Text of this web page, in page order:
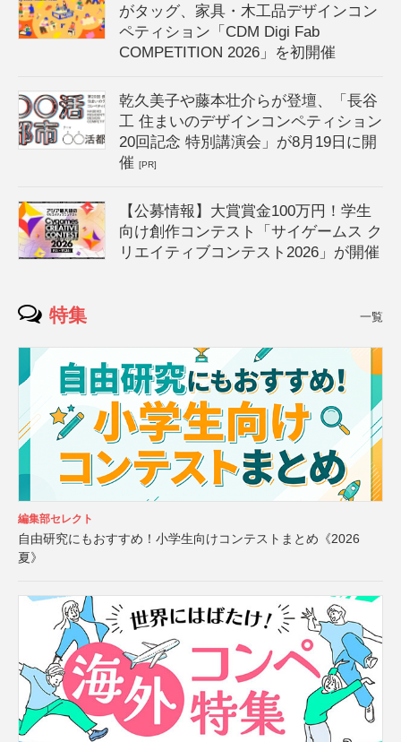
がタッグ、家具・木工品デザインコン
ペティション「CDM Digi Fab
COMPETITION 2026」を初開催
乾久美子や藤本壮介らが登壇、「長谷
工 住まいのデザインコンペティション
20回記念 特別講演会」が8月19日に開
催[PR]
【公募情報】大賞賞金100万円！学生
向け創作コンテスト「サイゲームス ク
リエイティブコンテスト2026」が開催
特集 一覧
編集部セレクト
自由研究にもおすすめ！小学生向けコンテストまとめ《2026
夏》